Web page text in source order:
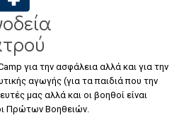
για την ασφάλεια αλλά και για την
αγωγής (για τα παιδιά που την
μας αλλά και οι βοηθοί είναι
Πρώτων Βοηθειών.